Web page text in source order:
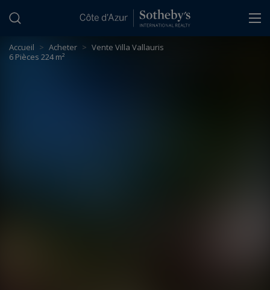
Accueil > Acheter > Vente Villa Vallauris
6 Pièces 224 m²